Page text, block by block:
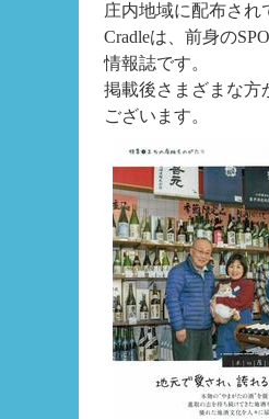
庄内地域に配布され
Cradleは、前身の
情報誌です。
掲載後さまざまな方
ございます。